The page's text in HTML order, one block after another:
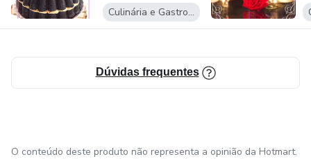
Culinária e Gastronomia
Dúvidas frequentes
O conteúdo deste produto não representa a opinião da Hotmart.